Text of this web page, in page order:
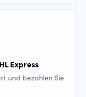
Express
und bezahlen Sie